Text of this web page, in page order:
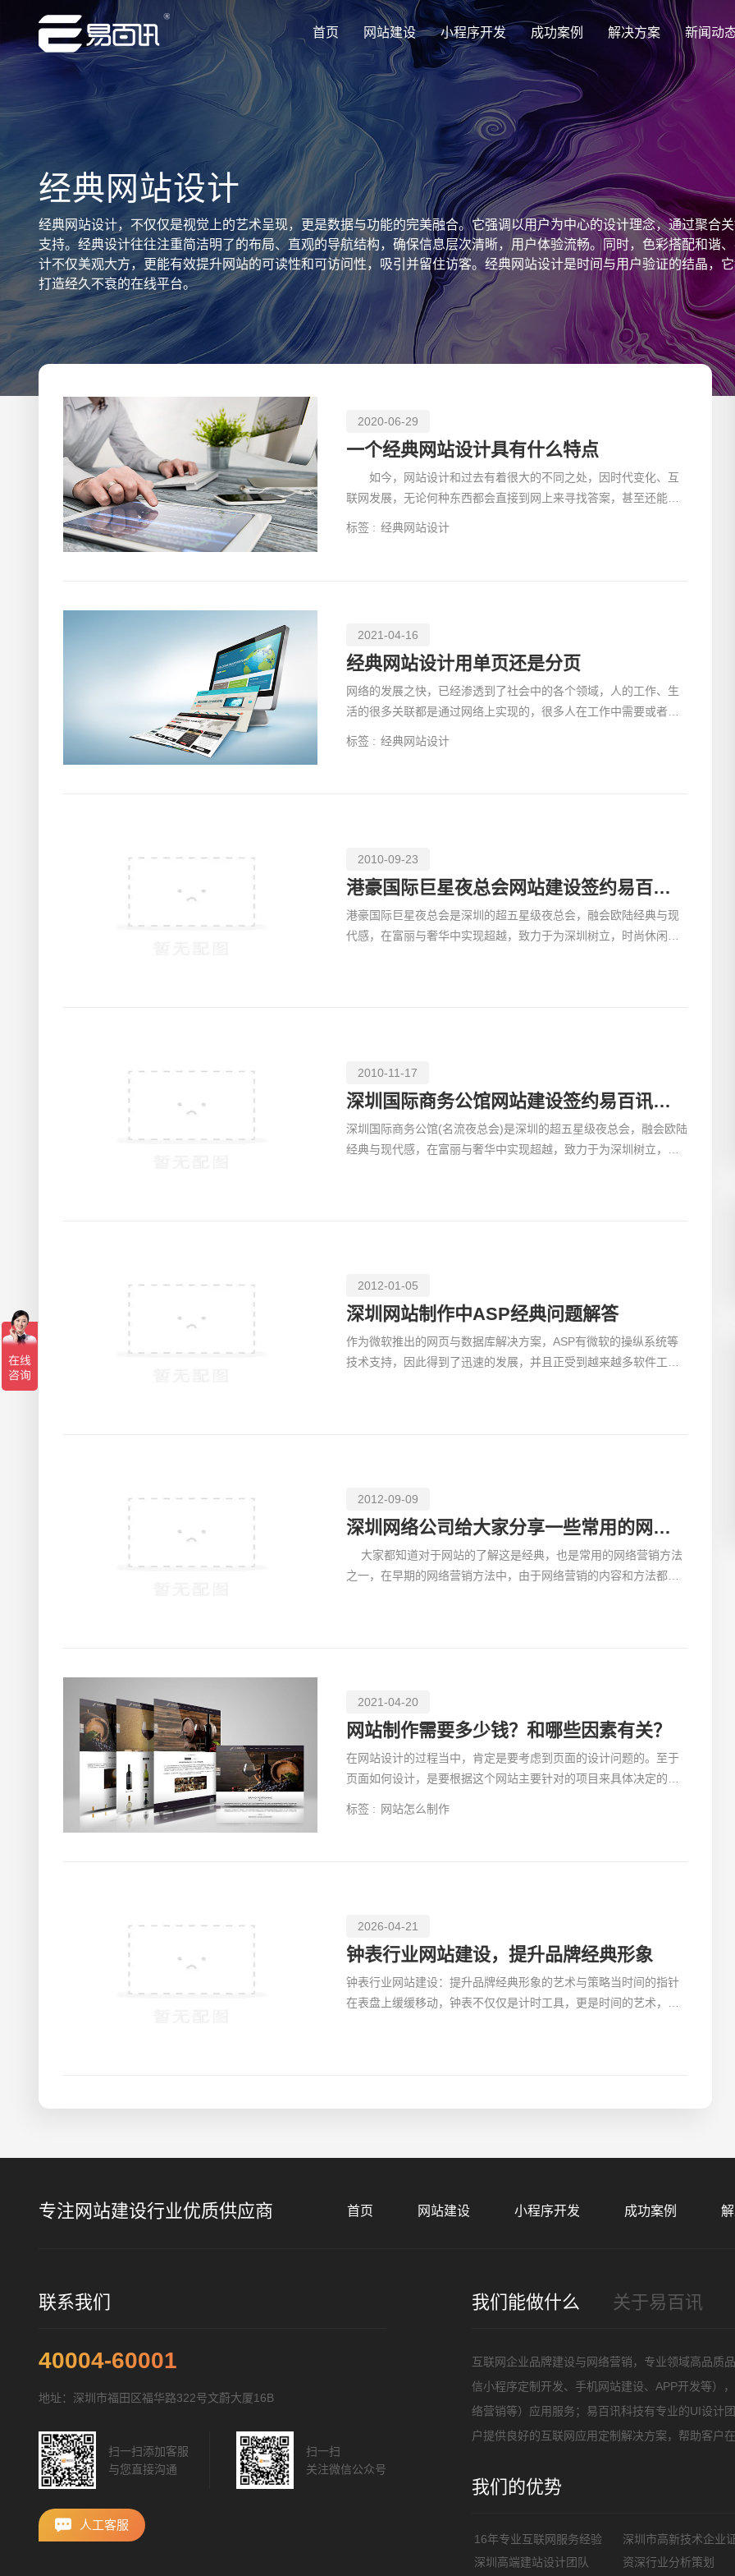
首页 网站建设
专注网站建设行业优质供应商
创意品牌型网站建设
企业品牌高端网站设计
响应式网站建设
适应各个终端设备网站
购物商城系统开发
零售在线电子商务网站
小程序开发 成功案例
专注网站建设行业优质供应商 集团上市网站
集团大企上市公司
外贸出口网站
外贸进出口网站开发
企
创意
解决方案
专注网站建设行业优质供应商
解决方案
定制化视觉设计与互动策划方案
芯片半导体网站建设解决方
案
新能源行业
案
购物商城网站建设解决方案 品牌形象网
门户网站建设解决方案 营销型网站
新闻动
专注网站建设行业优质供应商 最新签约
Latest signing
行业新闻
Industry information
网
专注网站建设行业优质供应商 公司介绍
致力于互联网品牌建设
发展历程
一路走来感谢您的陪伴
经典网站设计
经典网站设计，不仅仅是视觉上的艺术呈现，更是数据与功能的完美融合。它强调以用户为中心的设计理念，通过聚合
支持。经典设计往往注重简洁明了的布局、直观的导航结构，确保信息层次清晰，用户体验流畅。同时，色彩搭配和谐
计不仅美观大方，更能有效提升网站的可读性和可访问性，吸引并留住访客。经典网站设计是时间与用户验证的结晶，
打造经久不衰的在线平台。
2020-06-29
一个经典网站设计具有什么特点
如今，网站设计和过去有着很大的不同之处，因时代变化、互
联网发展，无论何种东西都会直接到网上来寻找答案，甚至还能帮
标签 : 经典网站设计
2021-04-16
经典网站设计用单页还是分页
网络的发展之快，已经渗透到了社会中的各个领域，人的工作、生
活的很多关联都是通过网络上实现的，很多人在工作中需要或者在
标签 : 经典网站设计
2010-09-23
港豪国际巨星夜总会网站建设签约易百讯科技
港豪国际巨星夜总会是深圳的超五星级夜总会，融会欧陆经典与现
代感，在富丽与奢华中实现超越，致力于为深圳树立，时尚休闲娱
2010-11-17
深圳国际商务公馆网站建设签约易百讯科技
深圳国际商务公馆(名流夜总会)是深圳的超五星级夜总会，融会欧陆
经典与现代感，在富丽与奢华中实现超越，致力于为深圳树立，时
2012-01-05
深圳网站制作中ASP经典问题解答
作为微软推出的网页与数据库解决方案，ASP有微软的操纵系统等
技术支持，因此得到了迅速的发展，并且正受到越来越多软件工程
2012-09-09
深圳网络公司给大家分享一些常用的网络营销方法
大家都知道对于网站的了解这是经典，也是常用的网络营销方法
之一，在早期的网络营销方法中，由于网络营销的内容和方法都比
2021-04-20
网站制作需要多少钱？和哪些因素有关？
在网站设计的过程当中，肯定是要考虑到页面的设计问题的。至于
页面如何设计，是要根据这个网站主要针对的项目来具体决定的。
标签 : 网站怎么制作
2026-04-21
钟表行业网站建设，提升品牌经典形象
钟表行业网站建设：提升品牌经典形象的艺术与策略当时间的指针
在表盘上缓缓移动，钟表不仅仅是计时工具，更是时间的艺术，是
专注网站建设行业优质供应商 首页 网站建设 小程序开发 成功案例
联系我们
40004-60001
地址：深圳市福田区福华路322号文蔚大厦16B
扫一扫添加客服
与您直接沟通
扫一扫
关注微信公众号
人工客服
我们能做什么 关于易百讯
互联网企业品牌建设与网络营销，专业领域高品质
信小程序定制开发、手机网站建设、APP开发等）
络营销等）应用服务；易百讯科技有专业的UI设计
户提供良好的互联网应用定制解决方案，帮助客户
我们的优势
16年专业互联网服务经验 深圳市高新技术企业
深圳高端建站设计团队
资深行业分析策划